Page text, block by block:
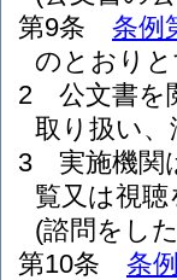
第9条
条例
のとおり
2
公文書を
取り扱い
3
実施機関
覧又は視
(諮問をし
第10条
条